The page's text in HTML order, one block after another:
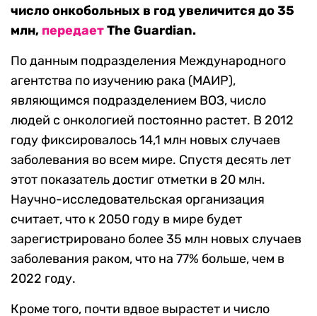
число онкобольных в год увеличится до 35
млн, передаетThe Guardian.
По данным подразделения Международного
агентства по изучению рака (МАИР),
являющимся подразделением ВОЗ, число
людей с онкологией постоянно растет. В 2012
году фиксировалось 14,1 млн новых случаев
заболевания во всем мире. Спустя десять лет
этот показатель достиг отметки в 20 млн.
Научно-исследовательская организация
считает, что к 2050 году в мире будет
зарегистрировано более 35 млн новых случаев
заболевания раком, что на 77% больше, чем в
2022 году.
Кроме того, почти вдвое вырастет и число